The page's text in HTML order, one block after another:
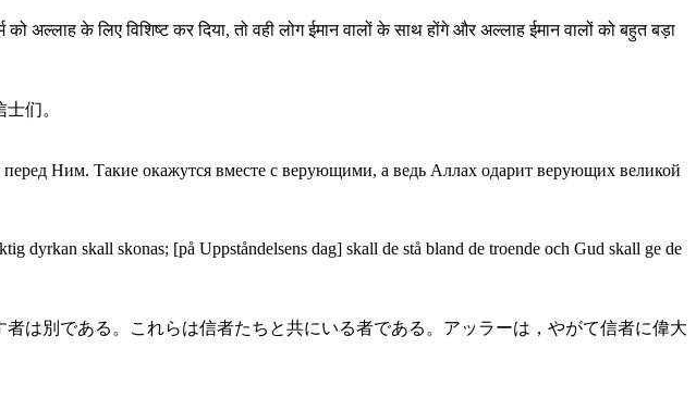
के लिए विशिष्ट कर दिया, तो वही लोग ईमान वालों के साथ होंगे और अल्लाह ईमान वालों को बहुत बड़ा
们。
перед Ним. Такие окажутся вместе с верующими, а ведь Аллах одарит верующих великой
dyrkan skall skonas; [på Uppståndelsens dag] skall de stå bland de troende och Gud skall ge de
は別である。これらは信者たちと共にいる者である。アッラーは，やがて信者に偉大